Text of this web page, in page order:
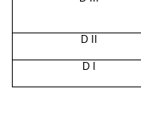
D II
D I